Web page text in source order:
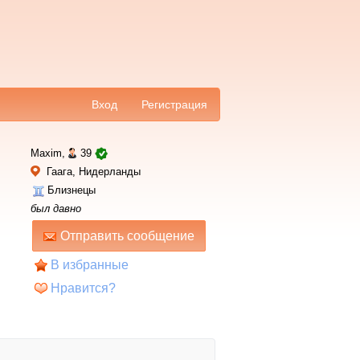
Регистрация
Вход
Maxim,
39
Гаага, Нидерланды
Близнецы
был давно
Отправить сообщение
В избранные
Нравится?